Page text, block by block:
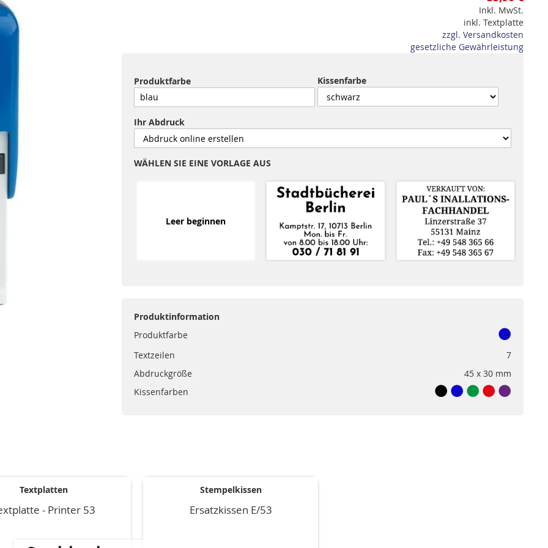
Inkl. MwSt.
inkl. Textplatte
zzgl. Versandkosten
gesetzliche Gewährleistung
Produktfarbe Kissenfarbe
Ihr Abdruck
WÄHLEN SIE EINE VORLAGE AUS
Leer beginnen
Produktinformation
Produktfarbe
Textzeilen
7
Abdruckgröße
45 x 30 mm
Kissenfarben
Textplatten
- Printer 53
Stempelkissen
Ersatzkissen E/53